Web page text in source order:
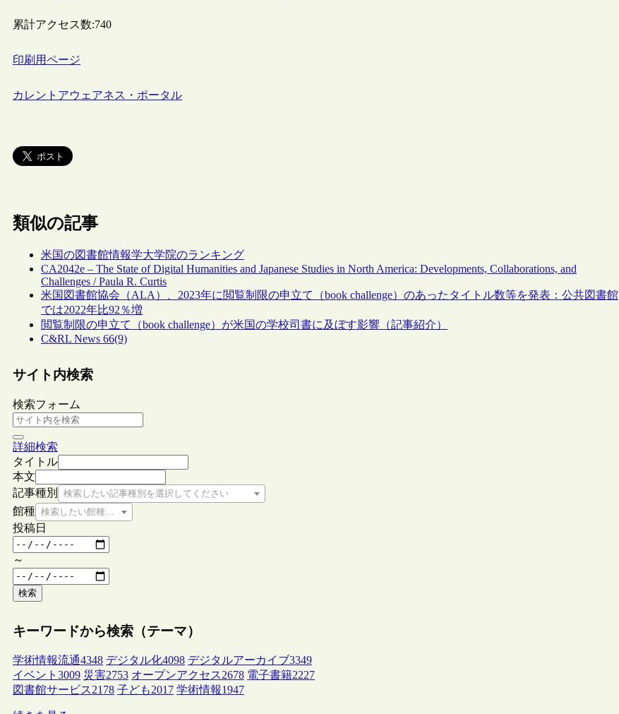
累計アクセス数:740
印刷用ページ
カレントアウェアネス・ポータル
類似の記事
米国の図書館情報学大学院のランキング
CA2042e – The State of Digital Humanities and Japanese Studies in North America: Developments, Collaborations, and
Challenges / Paula R. Curtis
米国図書館協会（ALA）、2023年に閲覧制限の申立て（book challenge）のあったタイトル数等を発表：公共図書館
では2022年比92％増
閲覧制限の申立て（book challenge）が米国の学校司書に及ぼす影響（記事紹介）
C&RL News 66(9)
サイト内検索
検索フォーム
詳細検索
タイトル
本文
記事種別
検索したい記事種別を選択してください
館種 検索したい館種を選択してください
投稿日
～
検索
キーワードから検索（テーマ）
学術情報流通4348 デジタル化4098 デジタルアーカイブ3349
イベント 3009 災害2753 オープンアクセス2678 電子書籍2227
図書館サービス2178 子ども2017 学術情報1947